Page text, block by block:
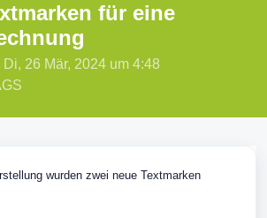
für eine
26 Mär, 2024 um 4:48
wurden zwei neue Textmarken